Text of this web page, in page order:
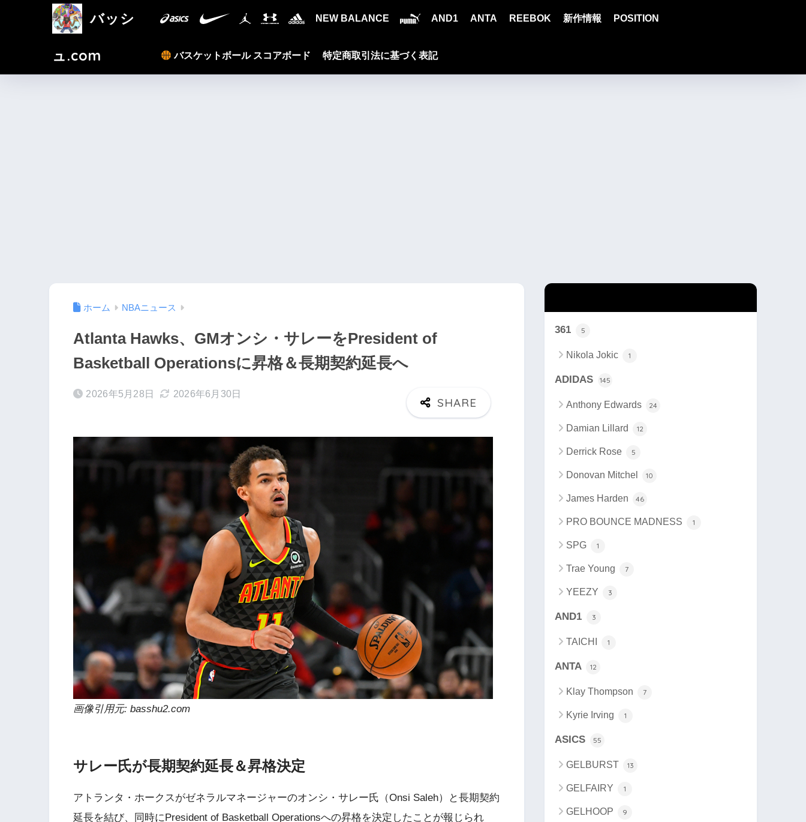
バッシ
ュ.com
NEW BALANCE AND1 ANTA REEBOK 新作情報 POSITION
バスケットボール スコアボード 特定商取引法に基づく表記
ホーム NBAニュース
Atlanta Hawks、GMオンシ・サレーをPresident of
Basketball Operationsに昇格＆長期契約延長へ
2026年5月28日 2026年6月30日
画像引用元: basshu2.com
サレー氏が長期契約延長＆昇格決定
アトランタ・ホークスがゼネラルマネージャーのオンシ・サレー氏（Onsi Saleh）と長期契約
延長を結び、同時にPresident of Basketball Operationsへの昇格を決定したことが報じられ
361 5
Nikola Jokic 1
ADIDAS 145
Anthony Edwards 24
Damian Lillard 12
Derrick Rose 5
Donovan Mitchel 10
James Harden 46
PRO BOUNCE MADNESS 1
SPG 1
Trae Young 7
YEEZY 3
AND1 3
TAICHI 1
ANTA 12
Klay Thompson 7
Kyrie Irving 1
ASICS 55
GELBURST 13
GELFAIRY 1
GELHOOP 9